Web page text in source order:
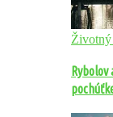
Životný
Rybolov